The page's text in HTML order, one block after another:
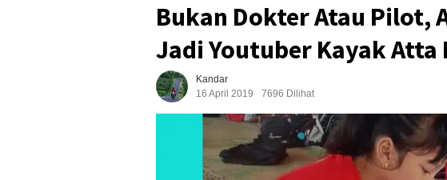
Bukan Dokter Atau Pilot,
Jadi Youtuber Kayak
Kandar
16 April 2019
7696 Dilihat